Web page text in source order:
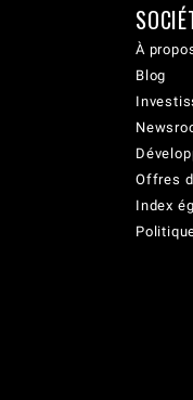
À
Blog
Offres
Index